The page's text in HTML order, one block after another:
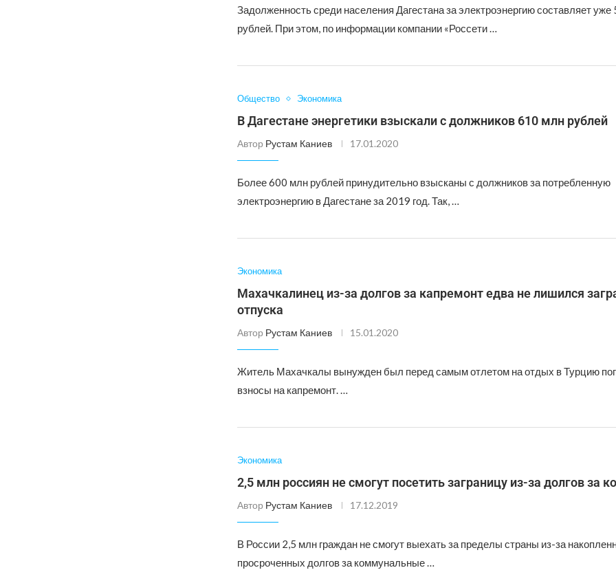
Задолженность среди населения Дагестана за электроэнергию составляет уже
рублей. При этом, по информации компании «Россети …
Общество Экономика
В Дагестане энергетики взыскали с должников 610 млн рублей
Автор Рустам Каниев 17.01.2020
Более 600 млн рублей принудительно взысканы с должников за потребленную
электроэнергию в Дагестане за 2019 год. Так, …
Экономика
Махачкалинец из-за долгов за капремонт едва не лишился
отпуска
Автор Рустам Каниев 15.01.2020
Житель Махачкалы вынужден был перед самым отлетом на отдых в Турцию
взносы на капремонт. …
Экономика
2,5 млн россиян не смогут посетить заграницу из-за долгов за
Автор Рустам Каниев 17.12.2019
В России 2,5 млн граждан не смогут выехать за пределы страны из-за
просроченных долгов за коммунальные …